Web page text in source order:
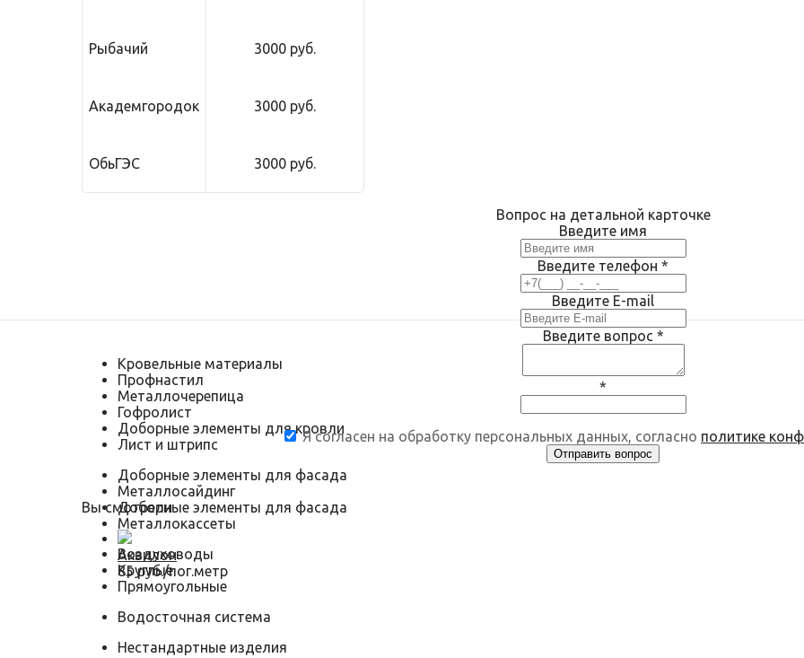
Рыбачий 3000 руб.
Академгородок 3000 руб.
ОбьГЭС 3000 руб.
Вопрос на детальной карточке
Введите имя
Введите телефон *
Введите E-mail
Введите вопрос *
*
Я согласен на обработку персональных данных, согласно политике
Вы смотрели
Аквилон
85 руб./пог.метр
Кровельные материалы
Профнастил
Металлочерепица
Гофролист
Доборные элементы для кровли
Лист и штрипс
Доборные элементы для фасада
Металлосайдинг
Доборные элементы для фасада
Металлокассеты
Воздуховоды
Круглые
Прямоугольные
Водосточная система
Нестандартные изделия